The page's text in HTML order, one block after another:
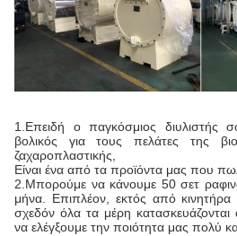
1.Επειδή ο παγκόσμιος διυλιστής
βολικός για τους πελάτες της
ζαχαροπλαστικής,
Είναι ένα από τα προϊόντα μας που
2.Μπορούμε να κάνουμε 50 σετ
μήνα. Επιπλέον, εκτός από κινητήρα
σχεδόν όλα τα μέρη
να ελέγξουμε την ποιότητα μας πολύ